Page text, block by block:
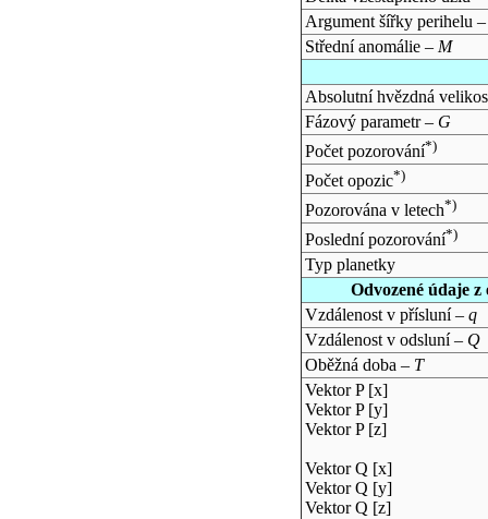
Argument šířky perihelu
Střední anomálie – M
Absolutní hvězdná
Fázový parametr – G
Počet pozorování*)
Počet opozic*)
Pozorována v letech*)
Poslední pozorování*)
Typ planetky
Odvozené údaje
Vzdálenost v přísluní – q
Vzdálenost v odsluní – Q
Oběžná doba – T
Vektor P [x]
Vektor P [y]
Vektor P [z]
Vektor Q [x]
Vektor Q [y]
Vektor Q [z]